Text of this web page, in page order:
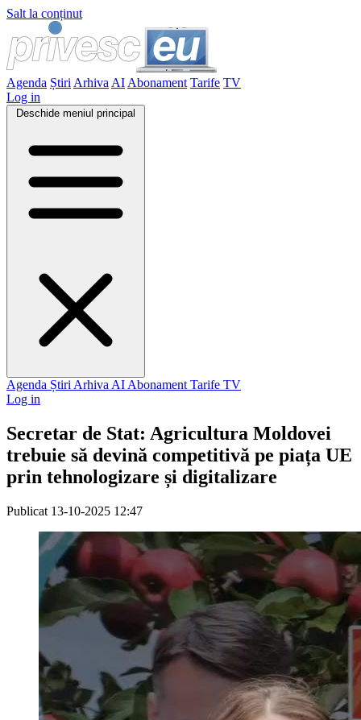
Salt la conținut
Agenda Știri Arhiva AI Abonament Tarife TV
Log in
Deschide meniul principal
Agenda Știri Arhiva AI Abonament Tarife TV
Log in
Secretar de Stat: Agricultura Moldovei
trebuie să devină competitivă pe piața UE
prin tehnologizare și digitalizare
Publicat 13-10-2025 12:47